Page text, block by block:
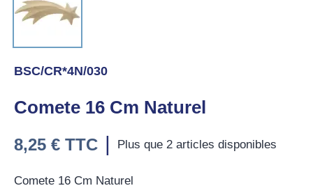
BSC/CR*4N/030
Comete 16 Cm Naturel
8,25 € TTC | Plus que 2 articles disponibles
Comete 16 Cm Naturel